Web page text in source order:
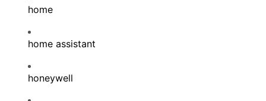
home
home assistant
honeywell